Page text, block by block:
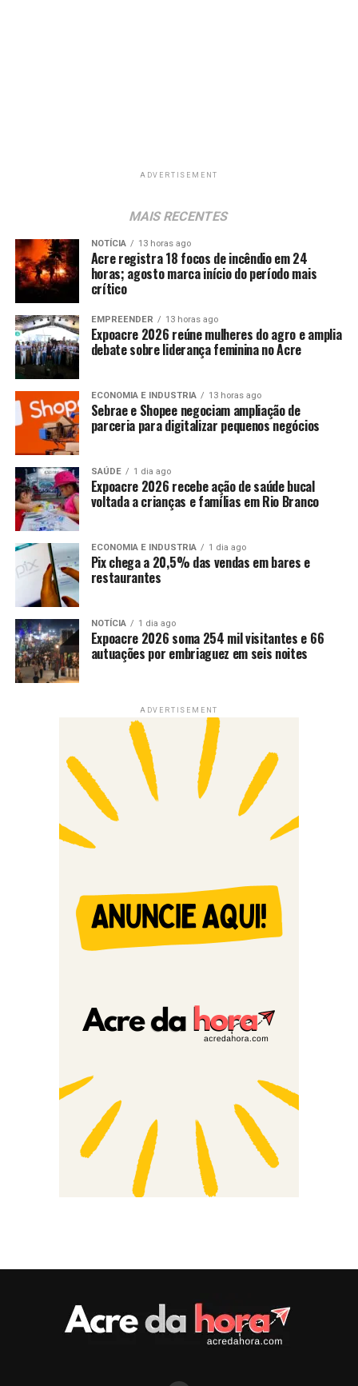
ADVERTISEMENT
MAIS RECENTES
NOTÍCIA 13 horas ago
Acre registra 18 focos de incêndio em 24
horas; agosto marca início do período mais
crítico
EMPREENDER 13 horas ago
Expoacre 2026 reúne mulheres do agro e amplia
debate sobre liderança feminina no Acre
ECONOMIA E INDUSTRIA 13 horas ago
Sebrae e Shopee negociam ampliação de
parceria para digitalizar pequenos negócios
SAÚDE 1 dia ago
Expoacre 2026 recebe ação de saúde bucal
voltada a crianças e famílias em Rio Branco
ECONOMIA E INDUSTRIA 1 dia ago
Pix chega a 20,5% das vendas em bares e
restaurantes
NOTÍCIA 1 dia ago
Expoacre 2026 soma 254 mil visitantes e 66
autuações por embriaguez em seis noites
ADVERTISEMENT